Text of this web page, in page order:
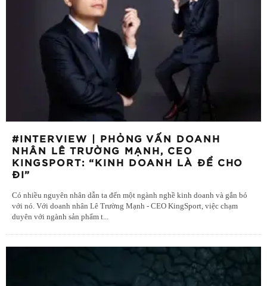
#INTERVIEW | PHỎNG VẤN DOANH
NHÂN LÊ TRƯỜNG MẠNH, CEO
KINGSPORT: “KINH DOANH LÀ ĐỂ CHO
ĐI”
Có nhiều nguyên nhân dẫn ta đến một ngành nghề kinh doanh và gắn bó
với nó. Với doanh nhân Lê Trường Mạnh - CEO KingSport, việc chạm
duyên với ngành sản phẩm t